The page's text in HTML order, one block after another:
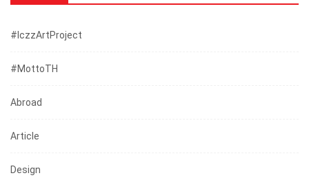
#iczzArtProject
#mottoTH
Abroad
Article
Design